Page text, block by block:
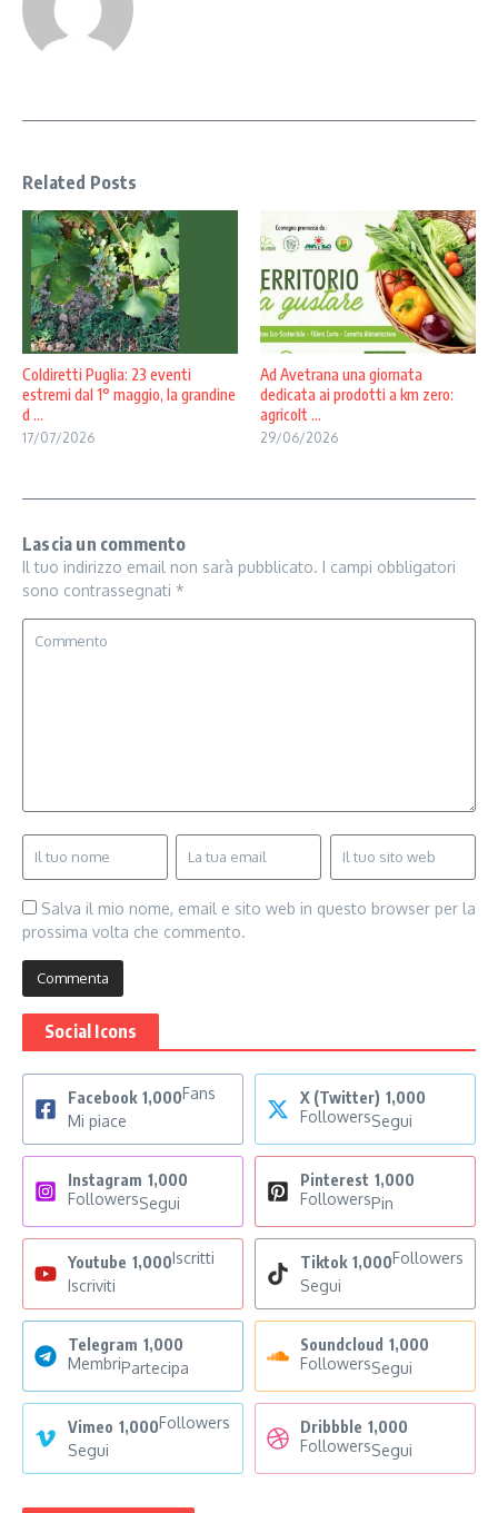
Related Posts
Coldiretti Puglia: 23 eventi
estremi dal 1° maggio, la grandine
d ...
17/07/2026
Ad Avetrana una giornata
dedicata ai prodotti a km zero:
agricolt ...
29/06/2026
Lascia un commento
Il tuo indirizzo email non sarà pubblicato. I campi obbligatori
sono contrassegnati *
Salva il mio nome, email e sito web in questo browser per la
prossima volta che commento.
Social Icons
Facebook 1,000Fans
Mi piace
X (Twitter) 1,000
FollowersSegui
Instagram 1,000
FollowersSegui
Pinterest 1,000
FollowersPin
Youtube 1,000Iscritti
Iscriviti
Tiktok 1,000Followers
Segui
Telegram 1,000
MembriPartecipa
Soundcloud 1,000
FollowersSegui
Vimeo 1,000Followers
Segui
Dribbble 1,000
FollowersSegui